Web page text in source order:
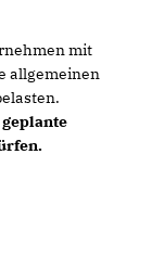
mit
allgemeinen